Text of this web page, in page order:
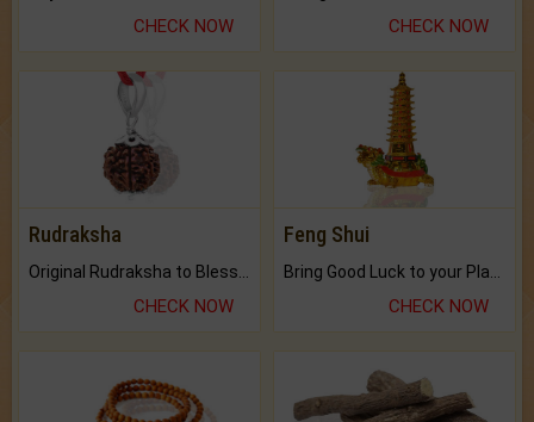
CHECK NOW CHECK NOW
Rudraksha
CHECK NOW
Feng Shui
CHECK NOW